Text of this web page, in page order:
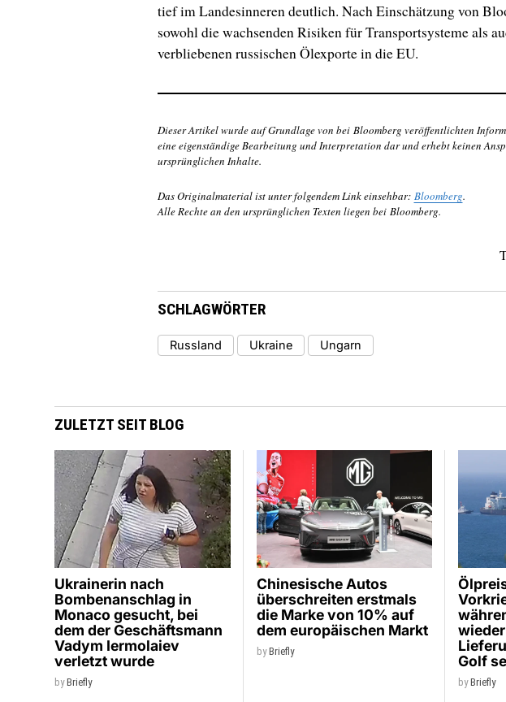
tief im Landesinneren deutlich. Nach Einschätzung von
sowohl die wachsenden Risiken für Transportsysteme als
verbliebenen russischen Ölexporte in die EU.
Dieser Artikel wurde auf Grundlage von bei Bloomberg veröffentlichten
eine eigenständige Bearbeitung und Interpretation dar und erhebt keinen
ursprünglichen Inhalte.
Das Originalmaterial ist unter folgendem Link einsehbar: Bloomberg.
Alle Rechte an den ursprünglichen Texten liegen bei Bloomberg.
SCHLAGWÖRTER
Russland Ukraine Ungarn
ZULETZT SEIT BLOG
Ukrainerin nach
Bombenanschlag in
Monaco gesucht, bei
dem der Geschäftsmann
Vadym Iermolaiev
verletzt wurde
byBriefly
Chinesische Autos
überschreiten erstmals
die Marke von 10% auf
dem europäischen Markt
byBriefly
Golf
byBriefly